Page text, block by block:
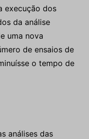
execução dos
da análise
uma nova
de ensaios de
o tempo de
análises das